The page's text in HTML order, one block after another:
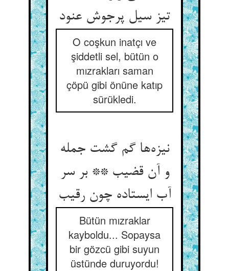
تیز سیل پرجوش عنود
O coşkun inatçı ve
şiddetli sel, bütün o
mızrakları saman
çöpü gibi önüne katıp
sürükledi.
نیزه‌ها گم گشت جمله
و آن قضیب ** بر سر
آب ایستاده چون رقیب
Bütün mızraklar
kayboldu... Sopaysa
bir gözcü gibi suyun
üstünde duruyordu!